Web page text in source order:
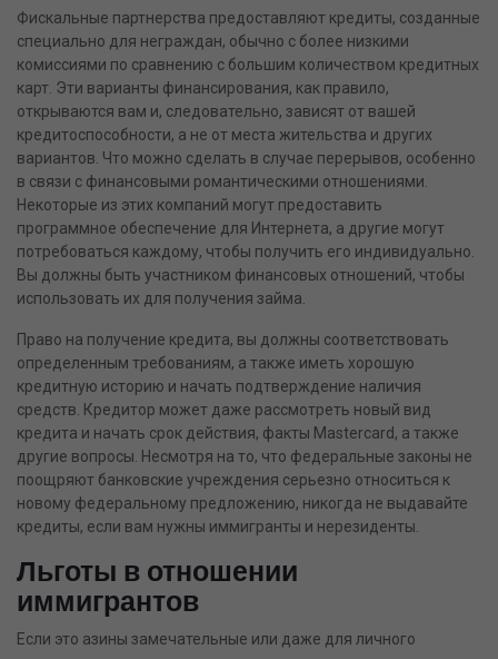
Фискальные партнерства предоставляют кредиты, созданные
специально для неграждан, обычно с более низкими
комиссиями по сравнению с большим количеством кредитных
карт. Эти варианты финансирования, как правило,
открываются вам и, следовательно, зависят от вашей
кредитоспособности, а не от места жительства и других
вариантов. Что можно сделать в случае перерывов, особенно
в связи с финансовыми романтическими отношениями.
Некоторые из этих компаний могут предоставить
программное обеспечение для Интернета, а другие могут
потребоваться каждому, чтобы получить его индивидуально.
Вы должны быть участником финансовых отношений, чтобы
использовать их для получения займа.
Право на получение кредита, вы должны соответствовать
определенным требованиям, а также иметь хорошую
кредитную историю и начать подтверждение наличия
средств. Кредитор может даже рассмотреть новый вид
кредита и начать срок действия, факты Mastercard, а также
другие вопросы. Несмотря на то, что федеральные законы не
поощряют банковские учреждения серьезно относиться к
новому федеральному предложению, никогда не выдавайте
кредиты, если вам нужны иммигранты и нерезиденты.
Льготы в отношении
иммигрантов
Если это азины замечательные или даже для личного